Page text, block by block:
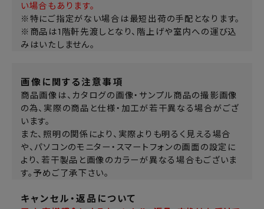
い場合もあります。
※特にご指定がない場合は最短出荷の手配となります。
※商品は1階軒先渡しとなり、階上げや室内への運び込
みはいたしません。
画像に関する注意事項
商品画像は、カタログの画像・サンプル商品の撮影画像
の為、実際の商品と仕様・加工が若干異なる場合がござ
います。
また、照明の関係により、実際よりも明るく見える場合
や、パソコンのモニター・スマートフォンの画面の設定に
より、若干製品と画像のカラーが異なる場合もございま
す。予めご了承下さい。
キャンセル・返品について